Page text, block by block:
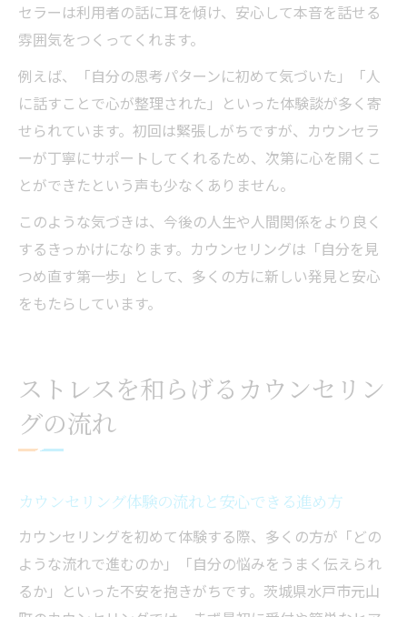
セラーは利用者の話に耳を傾け、安心して本音を話せる
雰囲気をつくってくれます。
例えば、「自分の思考パターンに初めて気づいた」「人
に話すことで心が整理された」といった体験談が多く寄
せられています。初回は緊張しがちですが、カウンセラ
ーが丁寧にサポートしてくれるため、次第に心を開くこ
とができたという声も少なくありません。
このような気づきは、今後の人生や人間関係をより良く
するきっかけになります。カウンセリングは「自分を見
つめ直す第一歩」として、多くの方に新しい発見と安心
をもたらしています。
ストレスを和らげるカウンセリン
グの流れ
カウンセリング体験の流れと安心できる進め方
カウンセリングを初めて体験する際、多くの方が「どの
ような流れで進むのか」「自分の悩みをうまく伝えられ
るか」といった不安を抱きがちです。茨城県水戸市元山